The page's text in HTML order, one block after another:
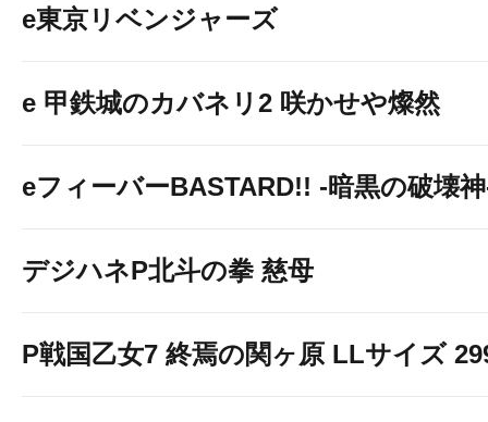
e東京リベンジャーズ
e 甲鉄城のカバネリ2 咲かせや燦然
eフィーバーBASTARD!! -暗黒の破壊
デジハネP北斗の拳 慈母
P戦国乙女7 終焉の関ヶ原 LLサイズ